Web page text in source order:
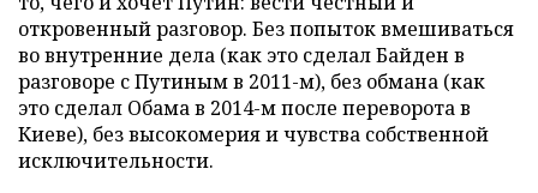
откровенный разговор. Без попыток вмешиваться
во внутренние дела (как это сделал Байден в
разговоре с Путиным в 2011-м), без обмана (как
это сделал Обама в 2014-м после переворота в
Киеве), без высокомерия и чувства собственной
исключительности.